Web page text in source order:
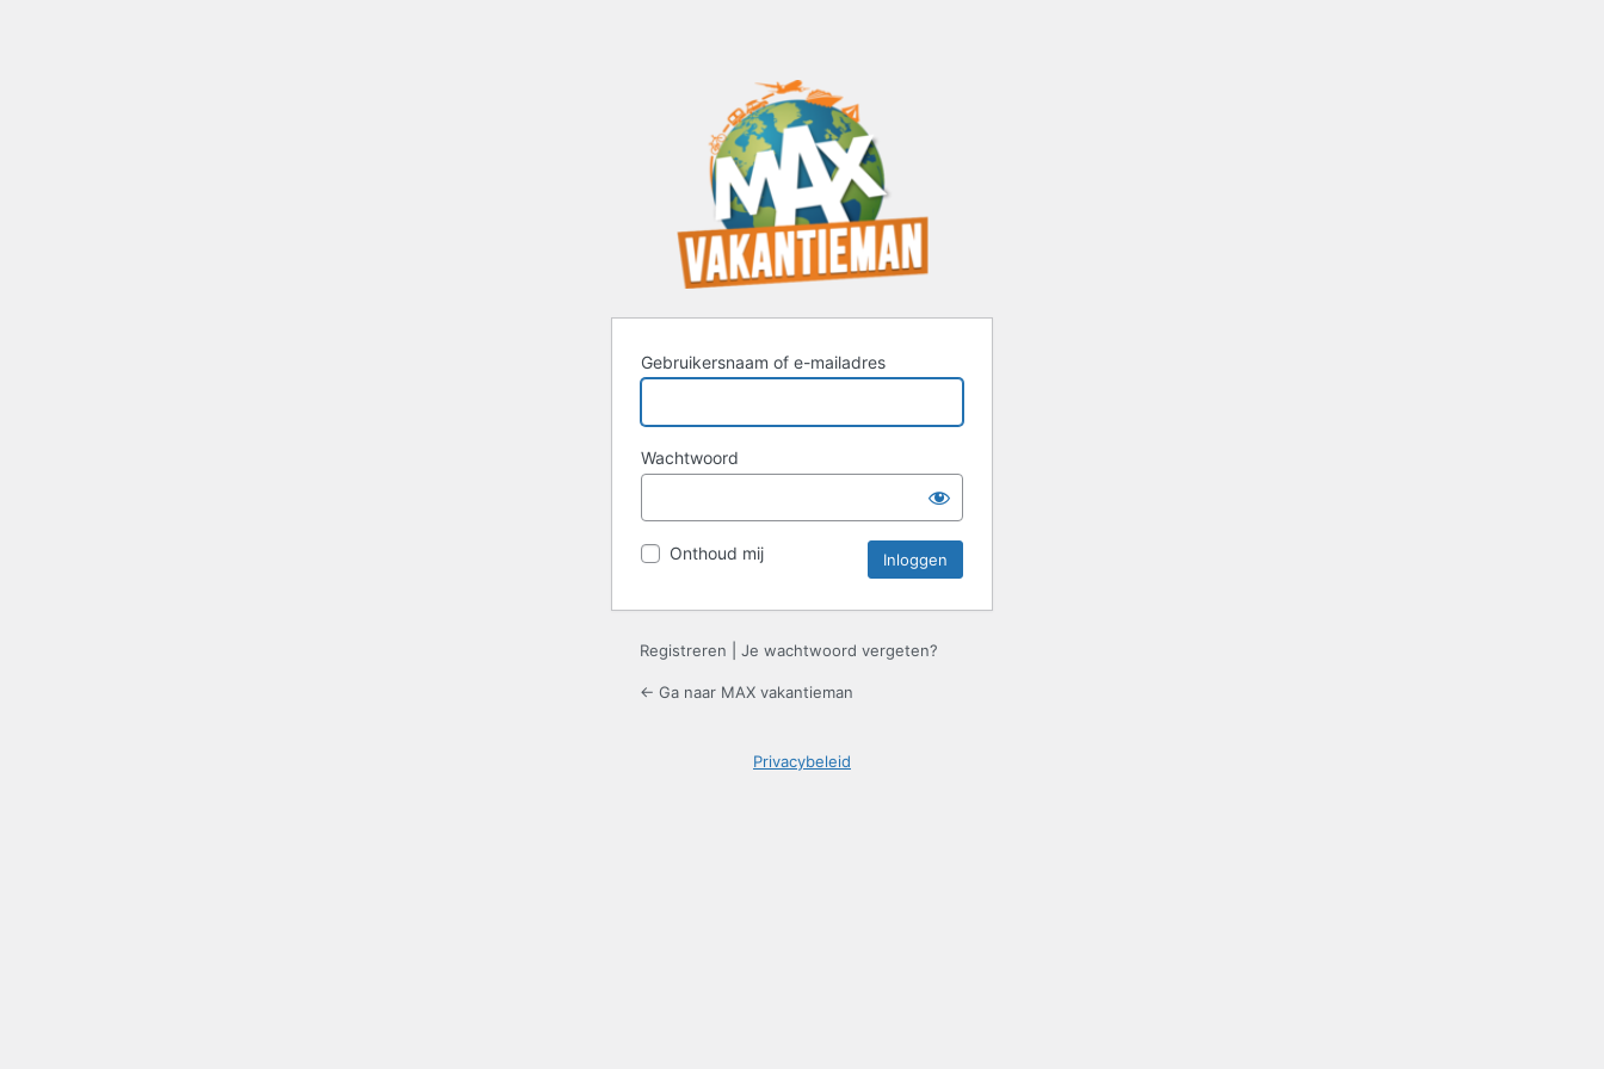
Gebruikersnaam of e-mailadres
Wachtwoord
Onthoud mij
Registreren Je wachtwoord vergeten?
← Ga naar MAX vakantieman
Privacybeleid